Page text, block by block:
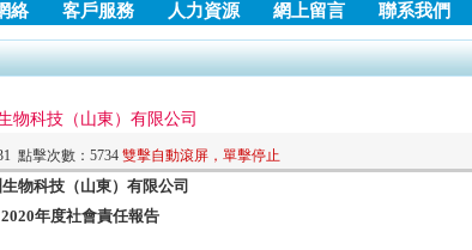
絡 客戶服務 人力資源 網上留言 聯系我們
物科技（山東）有限公司
點擊次數：5734 雙擊自動滾屏，單擊停止
物科技（山東）有限公司
2020年度社會責任報告